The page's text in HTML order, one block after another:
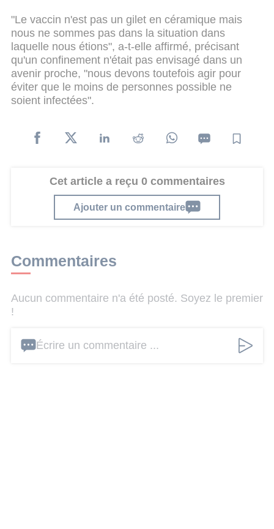
"Le vaccin n'est pas un gilet en céramique mais
nous ne sommes pas dans la situation dans
laquelle nous étions", a-t-elle affirmé, précisant
qu'un confinement n'était pas envisagé dans un
avenir proche, "nous devons toutefois agir pour
éviter que le moins de personnes possible ne
soient infectées".
Cet article a reçu 0 commentaires
Ajouter un commentaire
Commentaires
Aucun commentaire n'a été posté. Soyez le premier
!
Écrire un commentaire ...